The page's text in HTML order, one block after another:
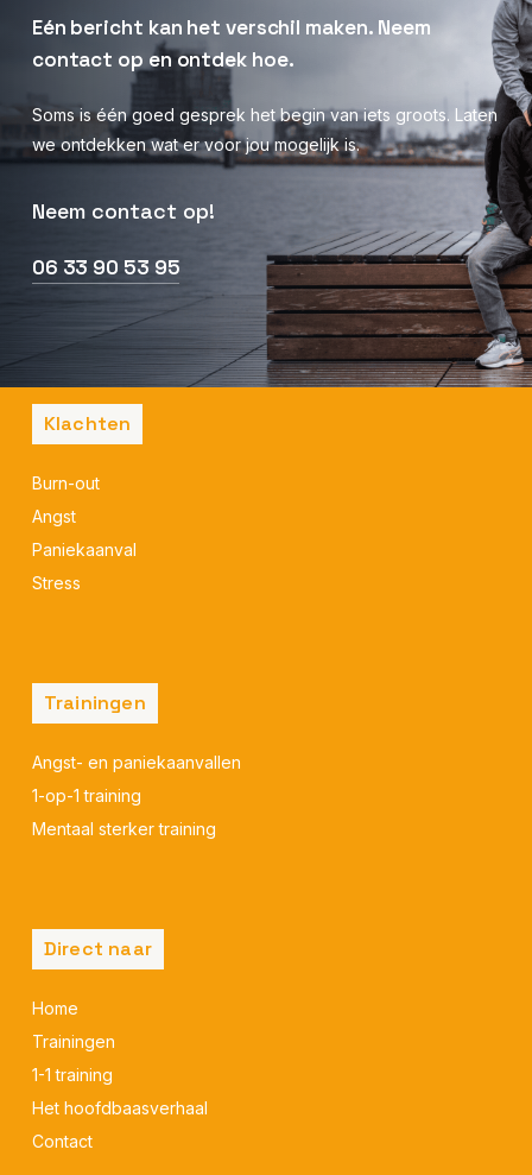
Eén bericht kan het verschil maken. Neem
contact op en ontdek hoe.
Soms is één goed gesprek het begin van iets groots. Laten
we ontdekken wat er voor jou mogelijk is.
Neem contact op!
06 33 90 53 95
Klachten
Burn-out
Angst
Paniekaanval
Stress
Trainingen
Angst- en paniekaanvallen
1-op-1 training
Mentaal sterker training
Direct naar
Home
Trainingen
1-1 training
Het hoofdbaasverhaal
Contact